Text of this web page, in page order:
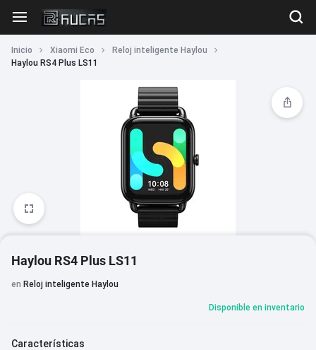
Inicio Xiaomi Eco
Reloj inteligente Haylou
Haylou RS4 Plus LS11
Haylou RS4 Plus LS11
en Reloj inteligente Haylou
Disponible en inventario
Características